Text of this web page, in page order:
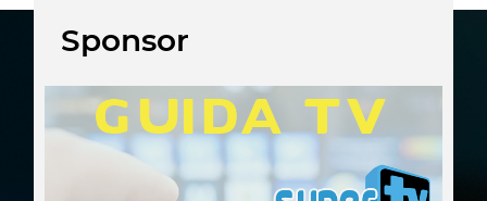
Sponsor